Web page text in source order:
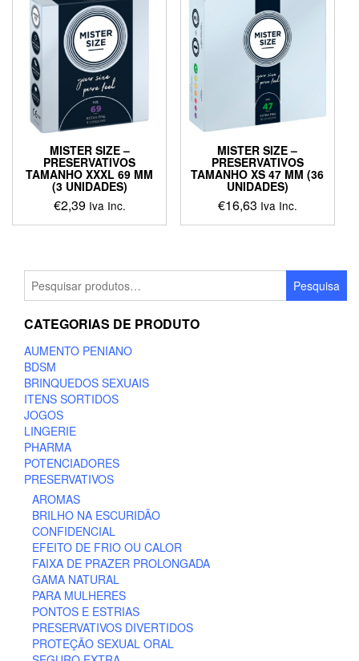
MISTER SIZE –
PRESERVATIVOS
TAMANHO XXXL 69 MM
(3 UNIDADES)
€2,39 Iva Inc.
MISTER SIZE –
PRESERVATIVOS
TAMANHO XS 47 MM (36
UNIDADES)
€16,63 Iva Inc.
Pesquisar
por:
Pesquisa
CATEGORIAS DE PRODUTO
AUMENTO PENIANO
BDSM
BRINQUEDOS SEXUAIS
ITENS SORTIDOS
JOGOS
LINGERIE
PHARMA
POTENCIADORES
PRESERVATIVOS
AROMAS
BRILHO NA ESCURIDÃO
CONFIDENCIAL
EFEITO DE FRIO OU CALOR
FAIXA DE PRAZER PROLONGADA
GAMA NATURAL
PARA MULHERES
PONTOS E ESTRIAS
PRESERVATIVOS DIVERTIDOS
PROTEÇÃO SEXUAL ORAL